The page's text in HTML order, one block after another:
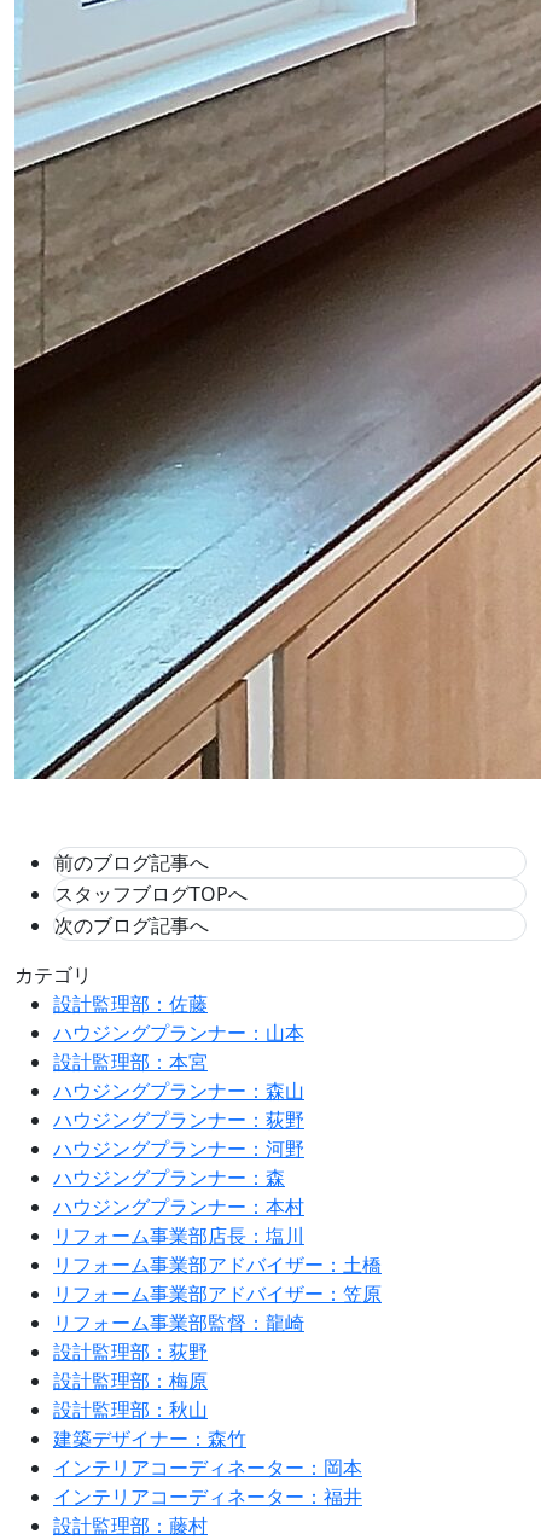
前のブログ記事へ
スタッフブログTOPへ
次のブログ記事へ
カテゴリ
設計監理部：佐藤
ハウジングプランナー：山本
設計監理部：本宮
ハウジングプランナー：森山
ハウジングプランナー：荻野
ハウジングプランナー：河野
ハウジングプランナー：森
ハウジングプランナー：本村
リフォーム事業部店長：塩川
リフォーム事業部アドバイザー：土橋
リフォーム事業部アドバイザー：笠原
リフォーム事業部監督：龍崎
設計監理部：荻野
設計監理部：梅原
設計監理部：秋山
建築デザイナー：森竹
インテリアコーディネーター：岡本
インテリアコーディネーター：福井
設計監理部：藤村